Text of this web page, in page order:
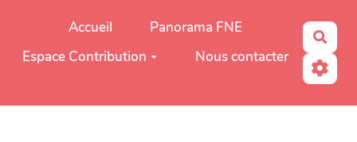
Aller au contenu principal
Accueil
Panorama FNE
Espace Contribution
Nous contacter